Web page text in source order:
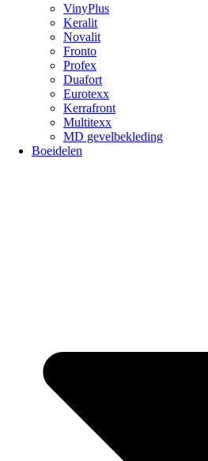
VinyPlus
Keralit
Novalit
Fronto
Profex
Duafort
Eurotexx
Kerrafront
Multitexx
MD gevelbekleding
Boeidelen